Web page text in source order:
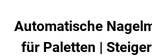
Automatische
für Paletten |